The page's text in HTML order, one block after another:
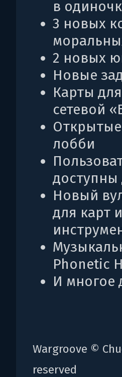
в
3 новых
2 новых
Новые
Карты
сетевой
лобби
доступны
Новый
для карт
Phonetic
И многое
Wargroove ©
reserved